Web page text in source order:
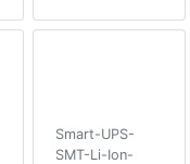
Smart-UPS-
SMT-Li-Ion-